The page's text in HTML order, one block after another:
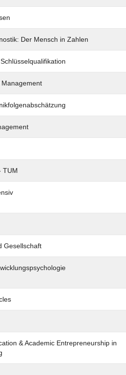
Der Mensch in Zahlen
TUM
Gesellschaft
& Academic Entrepreneurship in